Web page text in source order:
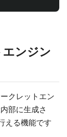
ンジン
クレットエン
部に生成さ
える機能です